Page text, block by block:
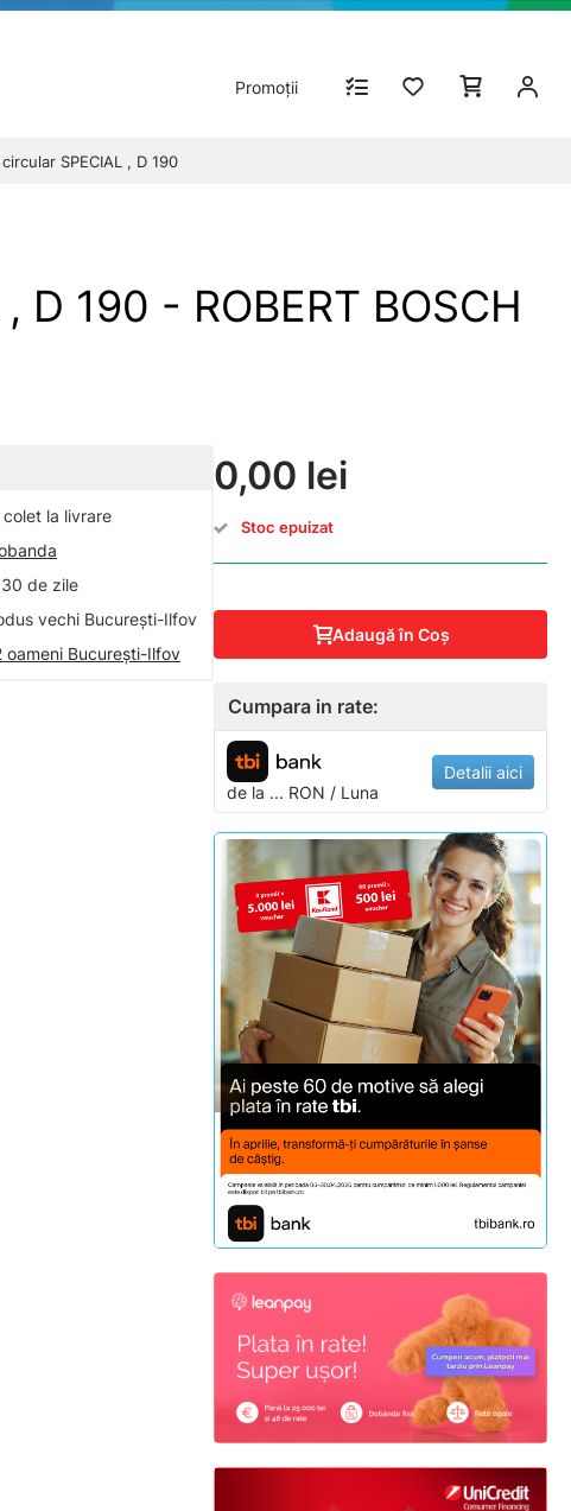
Promoții
SPECIAL , D 190
190 - ROBERT BOSCH
la livrare
de zile
vechi București-Ilfov
oameni București-Ilfov
0,00 lei
Stoc epuizat
Adaugă în Coş
Cumpara in rate:
de la ... RON / Luna
Detalii aici